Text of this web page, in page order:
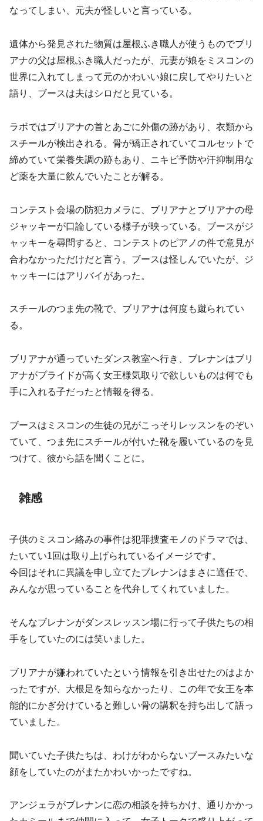
なってしまい、元夫が怪しいと言っている。
遺体から発見された物質は屋根ふき職人が使うものでブリ
アナの父は屋根ふき職人だったが、元妻が娘をミスコンの
世界に入れてしまって元のかわいい娘に戻してやりたいと
語り、ブースは夫はシロだと見ている。
ラボではブリアナの首とあごに外傷の跡があり、衣類から
スチールが検出される。骨が矯正されていてコルセットで
締めていて栄養失調の跡もあり、ニキビ予防や汗抑制用な
ど薬を大量に飲んでいたことが解る。
コンテスト会場の防犯カメラに、ブリアナとブリアナの母
ジャッキーが口論している様子が映っている。ブースがジ
ャッキーを尋問すると、コンテストのピアノの件で意見が
合わなかっただけだと言う。ブースは怪しんでいたが、ジ
ャッキーにはアリバイがあった。
スチールのつま先の靴で、ブリアナは何度も蹴られてい
る。
ブリアナが通っていたダンス教室へ行き、ブレナンはブリ
アナがプライドが高く女王様気取りで欲しいものは何でも
手に入れる子だったと情報を得る。
ブースはミスコンの生徒の兄がこっそりレッスンをのぞい
ていて、つま先にスチールが付いた靴を履いているのを見
つけて、彼から話を聞くことに。
雑感
子供のミスコン絡みの事件は犯罪捜査モノのドラマでは、
たいてい1回は取り上げられているイメージです。
今回はそれに異議を申し立てたブレナンはまさに適任で、
みんなが思っていることを代弁してくれていました。
そんなブレナンがダンスレッスン場に行って子供たちの相
手をしていたのには笑いました。
ブリアナが嫌われていたという情報を引き出せたのはよか
ったですが、大根足を知らなかったり、この年で女王を本
能的にかぎ分けていると難しい骨の講釈を持ち出して語っ
ていました。
聞いていた子供たちは、わけがわからないブースみたいな
顔をしていたのがまたかわいかったですね。
アンジェラがブレナンに恋の相談を持ちかけ、通りかかっ